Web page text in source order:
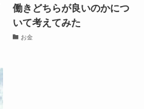
働きどちらが良いのかにつ
いて考えてみた
お金